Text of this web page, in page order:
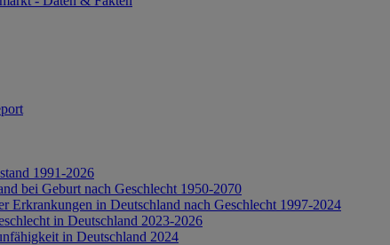
1991-2026
bei Geburt nach Geschlecht 1950-2070
Erkrankungen in Deutschland nach Geschlecht 1997-2024
in Deutschland 2023-2026
in Deutschland 2024